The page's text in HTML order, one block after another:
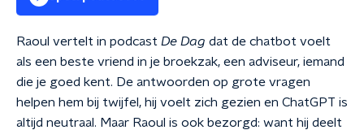
Raoul vertelt in podcast De Dag dat de chatbot voelt
als een beste vriend in je broekzak, een adviseur, iemand
die je goed kent. De antwoorden op grote vragen
helpen hem bij twijfel, hij voelt zich gezien en ChatGPT is
altijd neutraal. Maar Raoul is ook bezorgd: want hij deelt